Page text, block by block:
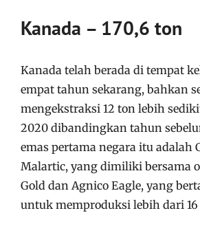
Kanada – 170,6 ton
Kanada telah berada di tempat
empat tahun sekarang, bahkan
mengekstraksi 12 ton lebih
2020 dibandingkan tahun
emas pertama negara itu adalah
Malartic, yang dimiliki bersama
Gold dan Agnico Eagle, yang
untuk memproduksi lebih dari